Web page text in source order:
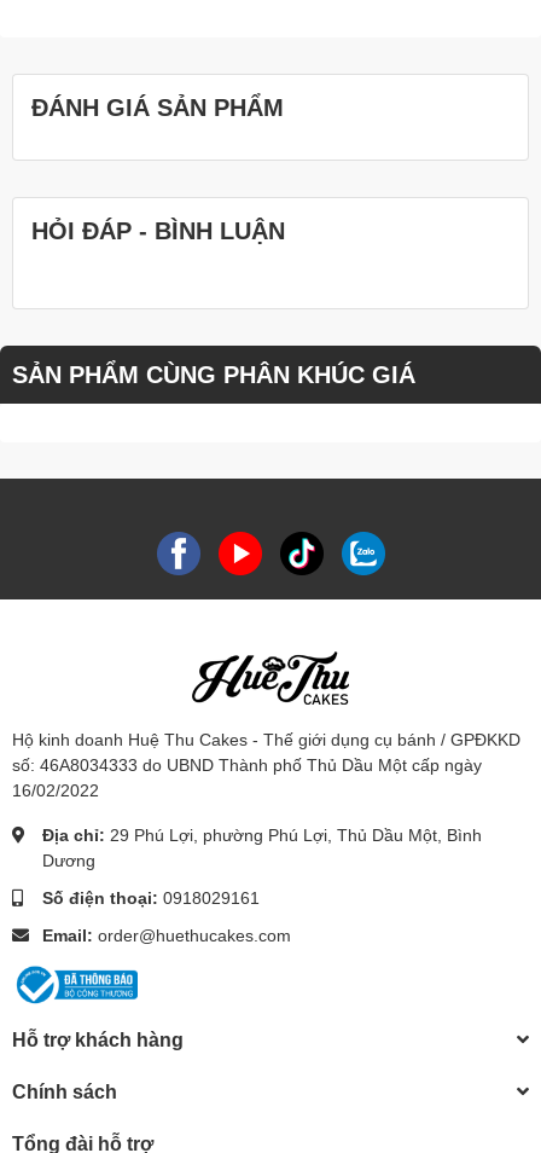
ĐÁNH GIÁ SẢN PHẨM
HỎI ĐÁP - BÌNH LUẬN
SẢN PHẨM CÙNG PHÂN KHÚC GIÁ
Hộ kinh doanh Huệ Thu Cakes - Thế giới dụng cụ bánh / GPĐKKD
số: 46A8034333 do UBND Thành phố Thủ Dầu Một cấp ngày
16/02/2022
Địa chỉ: 29 Phú Lợi, phường Phú Lợi, Thủ Dầu Một, Bình
Dương
Số điện thoại: 0918029161
Email: order@huethucakes.com
Hỗ trợ khách hàng
Chính sách
Tổng đài hỗ trợ